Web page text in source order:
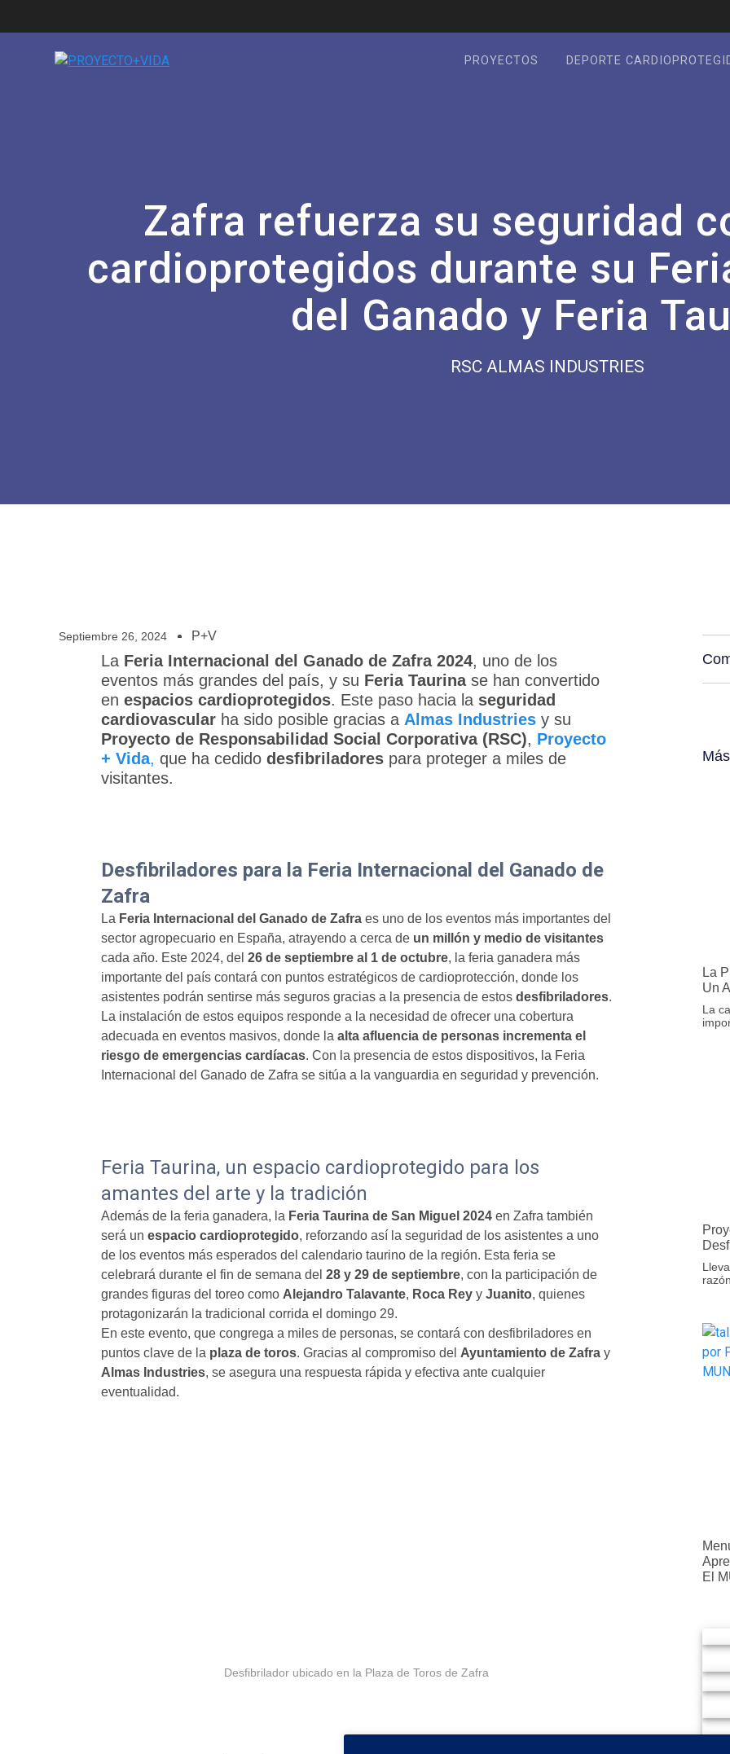
PROYECTOS DEPORTE
Zafra refuerza su seguridad
cardioprotegidos durante su
del Ganado y Feria
RSC ALMAS INDUSTRIES
Septiembre 26, 2024 P+V
La Feria Internacional del Ganado de Zafra 2024, uno de los
eventos más grandes del país, y su Feria Taurinase han convertido
en espacios cardioprotegidos. Este paso hacia la seguridad
cardiovascularha sido posible gracias a Almas Industries y su
Proyecto de Responsabilidad Social Corporativa (RSC), Proyecto
+ Vida, que ha cedido desfibriladorespara proteger a miles de
visitantes.
Desfibriladores para la Feria Internacional del Ganado de
Zafra
La Feria Internacional del Ganado de Zafraes uno de los eventos más importantes del
sector agropecuario en España, atrayendo a cerca de un millón y medio de visitantes
cada año. Este 2024, del 26 de septiembre al 1 de octubre, la feria ganadera más
importante del país contará con puntos estratégicos de cardioprotección, donde los
asistentes podrán sentirse más seguros gracias a la presencia de estos desfibriladores.
La instalación de estos equipos responde a la necesidad de ofrecer una cobertura
adecuada en eventos masivos, donde la alta afluencia de personas incrementa el
riesgo de emergencias cardíacas. Con la presencia de estos dispositivos, la Feria
Internacional del Ganado de Zafra se sitúa a la vanguardia en seguridad y prevención.
Feria Taurina, un espacio cardioprotegido para los
amantes del arte y la tradición
Además de la feria ganadera, la Feria Taurina de San Miguel 2024en Zafra también
será un espacio cardioprotegido, reforzando así la seguridad de los asistentes a uno
de los eventos más esperados del calendario taurino de la región. Esta feria se
celebrará durante el fin de semana del 28 y 29 de septiembre, con la participación de
grandes figuras del toreo como Alejandro Talavante, Roca Reyy Juanito, quienes
protagonizarán la tradicional corrida el domingo 29.
En este evento, que congrega a miles de personas, se contará con desfibriladores en
puntos clave de la plaza de toros. Gracias al compromiso del Ayuntamiento de Zafray
Almas Industries, se asegura una respuesta rápida y efectiva ante cualquier
eventualidad.
Desfibrilador ubicado en la Plaza de Toros de Zafra
La
Un
La
El